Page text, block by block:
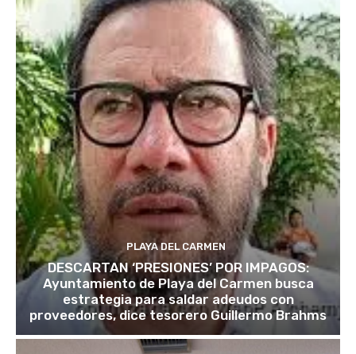
PLAYA DEL CARMEN
DESCARTAN ‘PRESIONES’ POR IMPAGOS:
Ayuntamiento de Playa del Carmen busca
estrategia para saldar adeudos con
proveedores, dice tesorero Guillermo Brahms